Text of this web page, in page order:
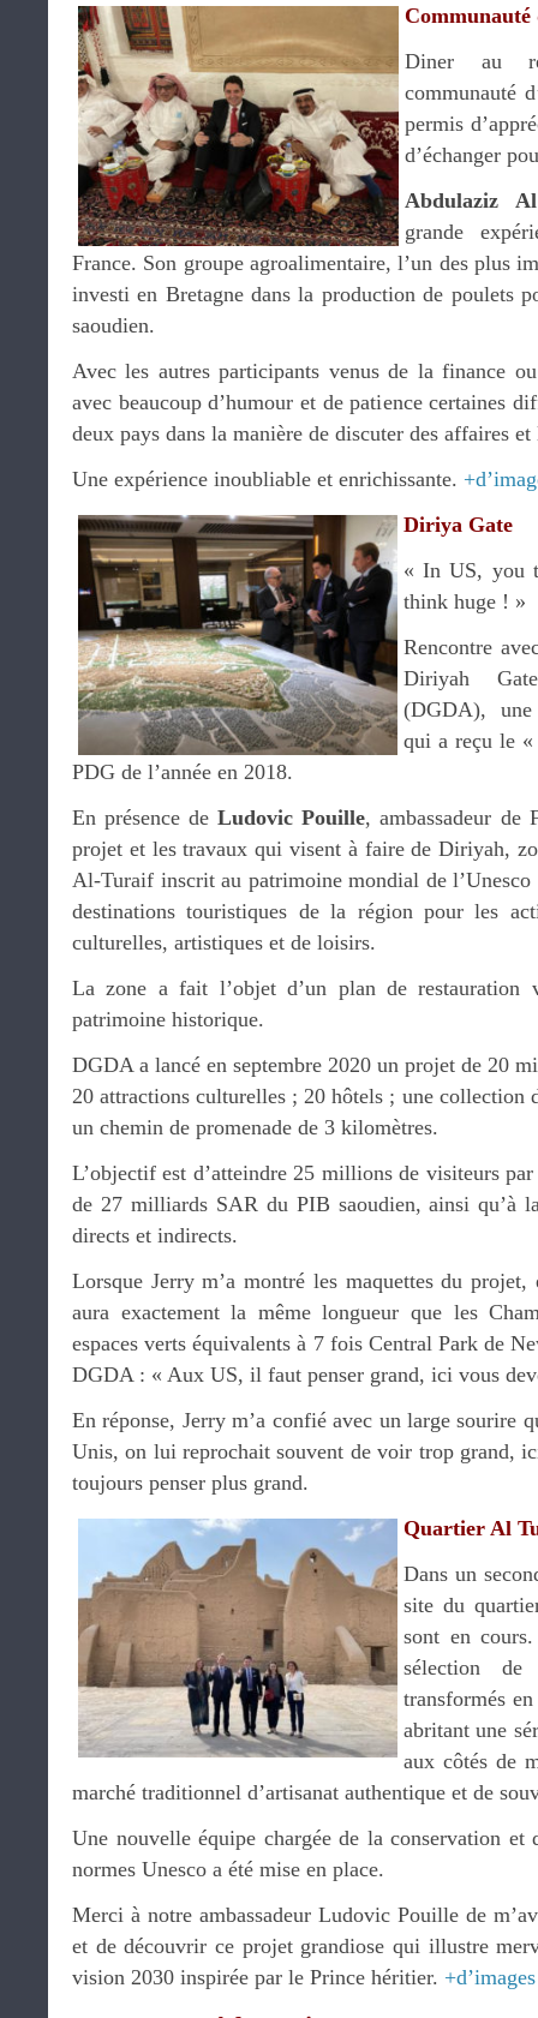
Communauté
Diner au
communauté
permis
d’échanger
Abdulaziz
grande
France. Son groupe agroalimentaire, l’un des plus
investi en Bretagne dans la production de poulets
saoudien.
Avec les autres participants venus de la finance
avec beaucoup d’humour et de patience certaines
deux pays dans la manière de discuter des affaires
Une expérience inoubliable et enrichissante.
Diriya Gate
« In US, you
think huge ! »
Rencontre
Diriyah
(DGDA), une
qui a reçu le
PDG de l’année en 2018.
En présence deLudovic Pouille, ambassadeur de
projet et les travaux qui visent à faire de Diriyah,
Al-Turaif inscrit au patrimoine mondial de l’Unesco
destinations touristiques de la région pour les
culturelles, artistiques et de loisirs.
La zone a fait l’objet d’un plan de restauration
patrimoine historique.
DGDA a lancé en septembre 2020 un projet de 20
20 attractions culturelles ; 20 hôtels ; une collection
un chemin de promenade de 3 kilomètres.
L’objectif est d’atteindre 25 millions de visiteurs
de 27 milliards SAR du PIB saoudien, ainsi qu’à
directs et indirects.
Lorsque Jerry m’a montré les maquettes du projet,
aura exactement la même longueur que les
espaces verts équivalents à 7 fois Central Park de
DGDA : « Aux US, il faut penser grand, ici vous
En réponse, Jerry m’a confié avec un large sourire
Unis, on lui reprochait souvent de voir trop grand,
toujours penser plus grand.
Quartier Al
Dans un
site du
sont en
sélection
transformés
abritant une
aux côtés de
marché traditionnel d’artisanat authentique et de
Une nouvelle équipe chargée de la conservation
normes Unesco a été mise en place.
Merci à notre ambassadeur Ludovic Pouille de
et de découvrir ce projet grandiose qui illustre
vision 2030 inspirée par le Prince héritier. +d’images